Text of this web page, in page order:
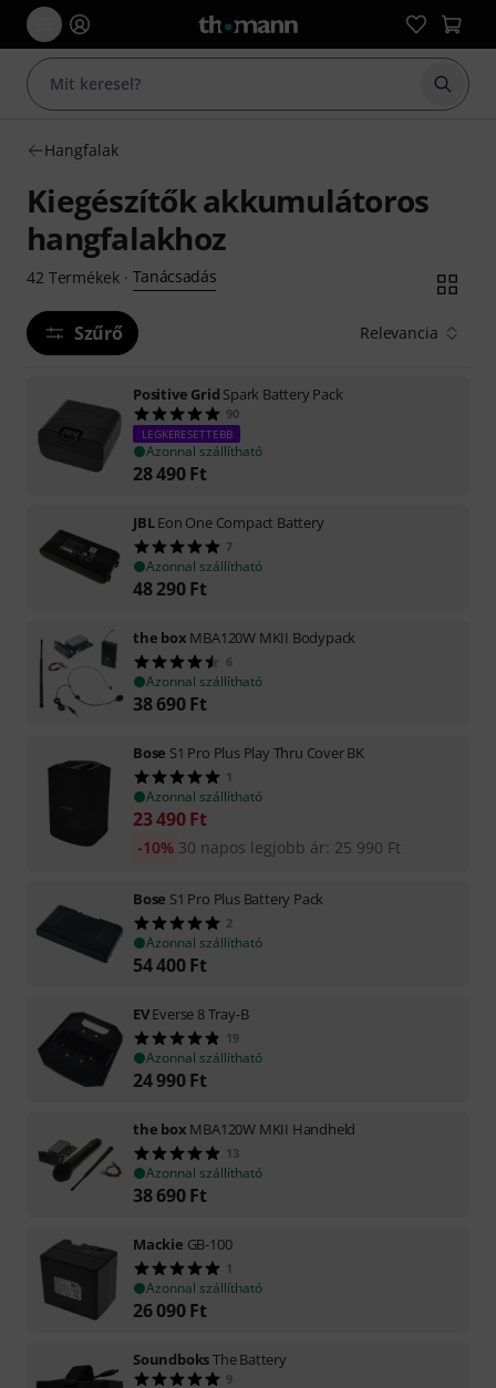
Hangfalak
Kiegészítők akkumulátoros
hangfalakhoz
42 Termékek· Tanácsadás
Szűrő Relevancia
Positive Grid Spark Battery Pack
90
LEGKERESETTEBB
Azonnal szállítható
28 490 Ft
JBLEon One Compact Battery
7
Azonnal szállítható
48 290 Ft
the box MBA120W MKII Bodypack
6
Azonnal szállítható
38 690 Ft
Bose S1 Pro Plus Play Thru Cover BK
1
Azonnal szállítható
23 490 Ft
30 napos legjobb ár: 25 990 Ft
-10%
Bose S1 Pro Plus Battery Pack
2
Azonnal szállítható
54 400 Ft
EVEverse 8 Tray-B
19
Azonnal szállítható
24 990 Ft
the box MBA120W MKII Handheld
13
Azonnal szállítható
38 690 Ft
Mackie GB-100
1
Azonnal szállítható
26 090 Ft
SoundboksThe Battery
9